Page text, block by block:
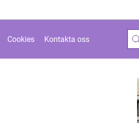
Cookies Kontakta oss